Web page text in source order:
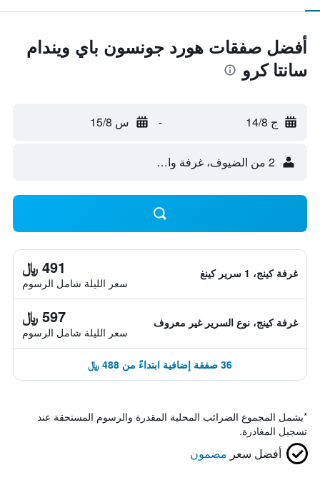
أفضل صفقات هورد جونسون باي ويندام
سانتا كرو
ج 14/8 - س 15/8
2 من الضيوف، غرفة واحدة
غرفة كينج، 1 سرير كينغ 491 ﷼
سعر الليلة شامل الرسوم
غرفة كينج، نوع السرير غير معروف 597 ﷼
سعر الليلة شامل الرسوم
36 صفقة إضافية ابتداءً من 488 ﷼
*يشمل المجموع الضرائب المحلية المقدرة والرسوم المستحقة عند
تسجيل المغادرة.
أفضل سعر مضمون